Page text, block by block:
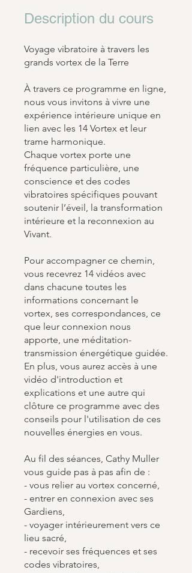
Description du cours
Voyage vibratoire à travers les
grands vortex de la Terre
À travers ce programme en ligne,
nous vous invitons à vivre une
expérience intérieure unique en
lien avec les 14 Vortex et leur
trame harmonique.
Chaque vortex porte une
fréquence particulière, une
conscience et des codes
vibratoires spécifiques pouvant
soutenir l’éveil, la transformation
intérieure et la reconnexion au
Vivant.
Pour accompagner ce chemin,
vous recevrez 14 vidéos avec
dans chacune toutes les
informations concernant le
vortex, ses correspondances, ce
que leur connexion nous
apporte, une méditation-
transmission énergétique guidée.
En plus, vous aurez accès à une
vidéo d'introduction et
explications et une autre qui
clôture ce programme avec des
conseils pour l'utilisation de ces
nouvelles énergies en vous.
Au fil des séances, Cathy Muller
vous guide pas à pas afin de :
- vous relier au vortex concerné,
- entrer en connexion avec ses
Gardiens,
- voyager intérieurement vers ce
lieu sacré,
- recevoir ses fréquences et ses
codes vibratoires,